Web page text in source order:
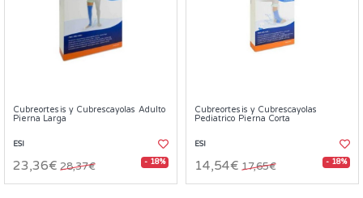
Cubreortesis y Cubrescayolas Adulto
Pierna Larga
ESI
23,36€ 28,37€ - 18%
Cubreortesis y Cubrescayolas
Pediatrico Pierna Corta
ESI
14,54€ 17,65€ - 18%